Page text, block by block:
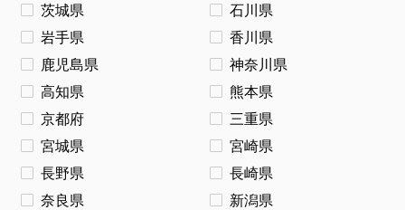
茨城県
石川県
岩手県
香川県
鹿児島県
神奈川県
高知県
熊本県
京都府
三重県
宮城県
宮崎県
長野県
長崎県
奈良県
新潟県